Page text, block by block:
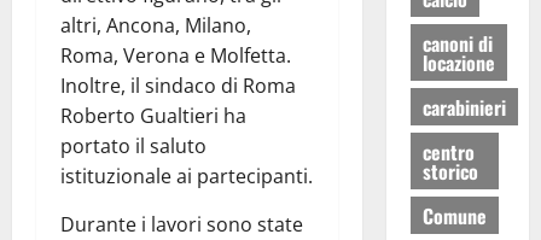
altri, Ancona, Milano,
Roma, Verona e Molfetta.
Inoltre, il sindaco di Roma
Roberto Gualtieri ha
portato il saluto
istituzionale ai partecipanti.
Durante i lavori sono state
canoni di
locazione
carabinieri
centro
storico
Comune